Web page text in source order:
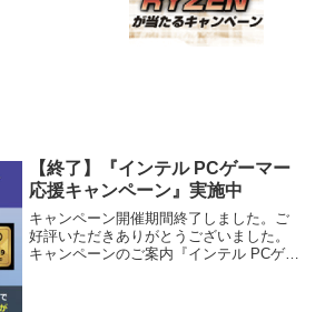
【終了】『インテル PCゲーマー
応援キャンペーン』実施中
キャンペーン開催期間終了しました。ご
好評いただきありがとうございました。
キャンペーンのご案内『インテル PCゲー